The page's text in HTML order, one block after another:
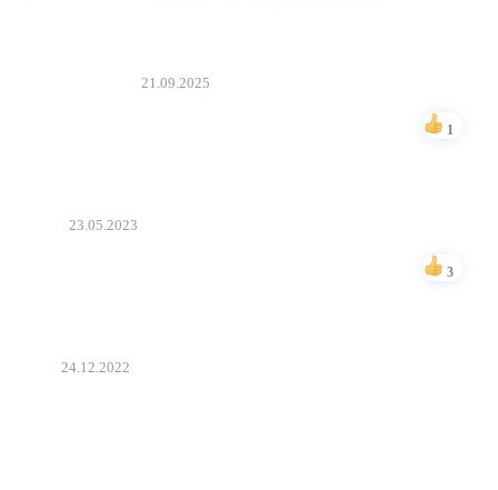
21.09.2025
1
23.05.2023
3
24.12.2022